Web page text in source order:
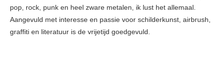
pop, rock, punk en heel zware metalen, ik lust het allemaal.
Aangevuld met interesse en passie voor schilderkunst, airbrush,
graffiti en literatuur is de vrijetijd goedgevuld.